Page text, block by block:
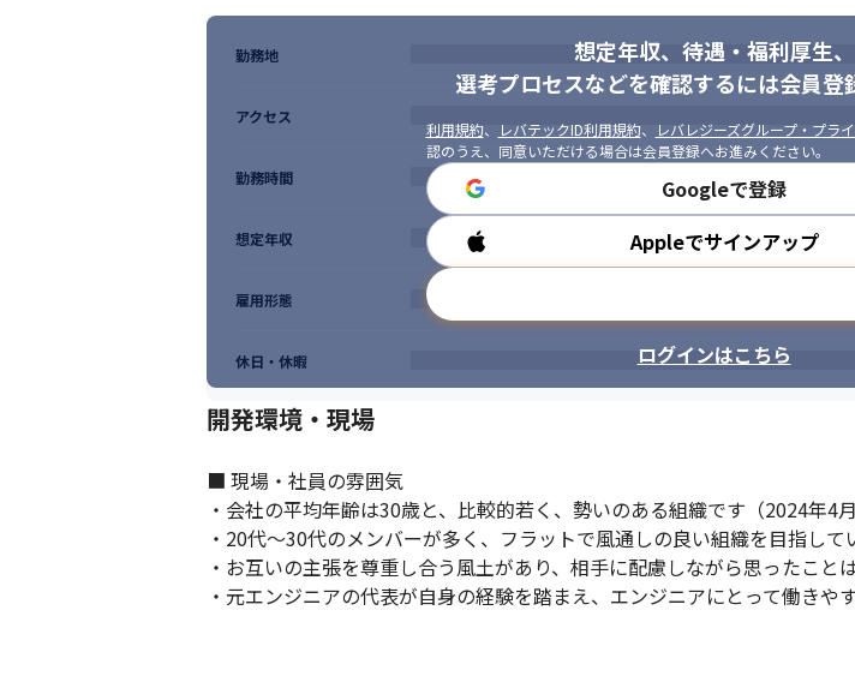
想定年収、待遇・福利厚生、
選考プロセスなどを確認するには会員登
利用規約、 レバテックID利用規約、 レバレジーズグループ・プラ
認のうえ、同意いただける場合は会員登録へお進みください。
Googleで登録
Appleでサインアップ
ログインはこちら
勤務地
アクセス
勤務時間
想定年収
雇用形態
休日・休暇
開発環境・現場
■ 現場・社員の雰囲気
・会社の平均年齢は30歳と、比較的若く、勢いのある組織です（2024年4月
・20代～30代のメンバーが多く、フラットで風通しの良い組織を目指して
・お互いの主張を尊重し合う風土があり、相手に配慮しながら思ったこ
・元エンジニアの代表が自身の経験を踏まえ、エンジニアにとって働きや